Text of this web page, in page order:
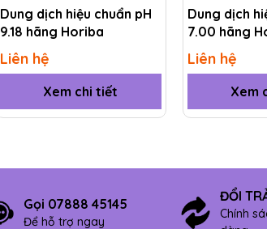
Dung dịch hiệu chuẩn pH
9.18 hãng Horiba
Liên hệ
Xem chi tiết
Dung dịch
7.00 hãng
Liên hệ
Xem
Gọi 07888 45145
Để hỗ trợ ngay
ĐỔI
Chính